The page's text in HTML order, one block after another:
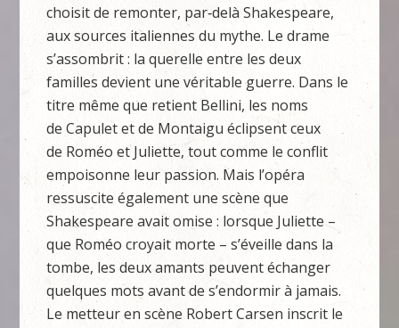
choisit de remonter, par‑delà Shakespeare,
aux sources italiennes du mythe. Le drame
s’assombrit : la querelle entre les deux
familles devient une véritable guerre. Dans le
titre même que retient Bellini, les noms
de Capulet et de Montaigu éclipsent ceux
de Roméo et Juliette, tout comme le conflit
empoisonne leur passion. Mais l’opéra
ressuscite également une scène que
Shakespeare avait omise : lorsque Juliette –
que Roméo croyait morte – s’éveille dans la
tombe, les deux amants peuvent échanger
quelques mots avant de s’endormir à jamais.
Le metteur en scène Robert Carsen inscrit le